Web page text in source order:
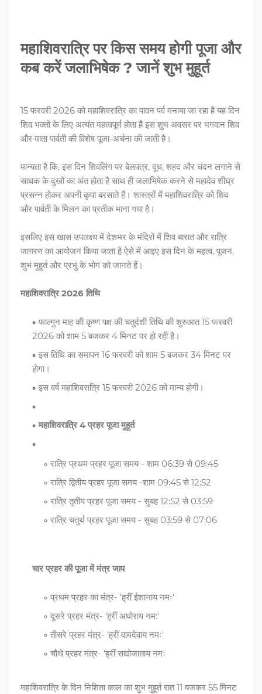
महाशिवरात्रि पर किस समय होगी पूजा और
कब करें जलाभिषेक ? जानें शुभ मुहूर्त
15 फरवरी 2026 को महाशिवरात्रि का पावन पर्व मनाया जा रहा है यह दिन
शिव भक्तों के लिए अत्यंत महत्वपूर्ण होता है इस शुभ अवसर पर भगवान शिव
और माता पार्वती की विशेष पूजा-अर्चना की जाती है।
मान्यता है कि, इस दिन शिवलिंग पर बेलपत्र, दूध, शहद और चंदन लगाने से
साधक के दुखों का अंत होता है साथ ही जलाभिषेक करने से महादेव शीघ्र
प्रसन्न होकर अपनी कृपा बरसाते हैं। शास्त्रों में महाशिवरात्रि को शिव
और पार्वती के मिलन का प्रतीक माना गया है।
इसलिए इस खास उपलक्ष्य में देशभर के मंदिरों में शिव बारात और रात्रि
जागरण का आयोजन किया जाता है ऐसे में आइए इस दिन के महत्व, पूजन,
शुभ मुहूर्त और प्रभु के भोग को जानते हैं।
महाशिवरात्रि 2026 तिथि
फाल्गुन माह की कृष्ण पक्ष की चतुर्दशी तिथि की शुरुआत 15 फरवरी
2026 को शाम 5 बजकर 4 मिनट पर हो रही है।
इस तिथि का समापन 16 फरवरी को शाम 5 बजकर 34 मिनट पर
होगा।
इस वर्ष महाशिवरात्रि 15 फरवरी 2026 को मान्य होगी।
महाशिवरात्रि 4 प्रहर पूजा मुहूर्त
रात्रि प्रथम प्रहर पूजा समय - शाम 06:39 से 09:45
रात्रि द्वितीय प्रहर पूजा समय -शाम 09:45 से 12:52
रात्रि तृतीय प्रहर पूजा समय - सुबह 12:52 से 03:59
रात्रि चतुर्थ प्रहर पूजा समय - सुबह 03:59 से 07:06
चार प्रहर की पूजा में मंत्र जाप
प्रथम प्रहर का मंत्र- 'ह्रीं ईशानाय नमः'
दूसरे प्रहर मंत्र- 'ह्रीं अघोराय नम:'
तीसरे प्रहर मंत्र- 'ह्रीं वामदेवाय नमः'
चौथे प्रहर मंत्र- 'ह्रीं सद्योजाताय नमः
महाशिवरात्रि के दिन निशिता काल का शुभ मुहूर्त रात 11 बजकर 55 मिनट